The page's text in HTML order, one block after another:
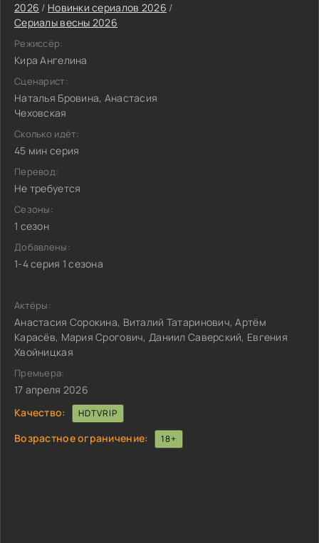
2026 / Новинки сериалов 2026 /
Сериалы весны 2026
Режиссёр:
Кира Ангелина
Сценарист:
Наталья Бровина, Анастасия
Чеховская
Сколько идёт:
45 мин серия
Перевод:
Не требуется
Сезоны:
1 сезон
Добавлены:
1-4 серия 1 сезона
Актёры:
Анастасия Сорокина, Виталий Татаринович, Артём
Карасёв, Мария Срогович, Даниил Саверский, Евгения
Хвойницкая
Премьера:
17 апреля 2026
Качество:
HDTVRIP
Возрастное ограничение: 18+